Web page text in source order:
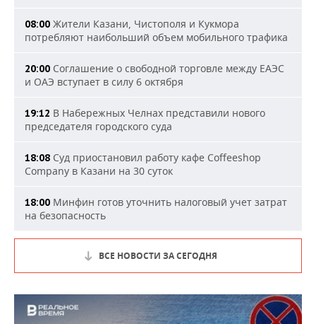
08:00 Жители Казани, Чистополя и Кукмора
потребляют наибольший объем мобильного трафика
20:00 Соглашение о свободной торговле между ЕАЭС
и ОАЭ вступает в силу 6 октября
19:12 В Набережных Челнах представили нового
председателя городского суда
18:08 Суд приостановил работу кафе Coffeeshop
Company в Казани на 30 суток
18:00 Минфин готов уточнить налоговый учет затрат
на безопасность
ВСЕ НОВОСТИ ЗА СЕГОДНЯ